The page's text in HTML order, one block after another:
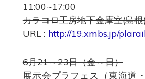
11:00~17:00
カラコロ工房地下金庫室(島
URL :http://19.xmbs.jp/
6月21～23日（金～日）
展示会プラフェス（東海道